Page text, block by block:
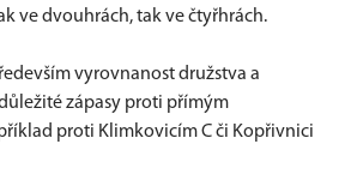
ve dvouhrách, tak ve čtyřhrách.
vyrovnanost družstva a
zápasy proti přímým
proti Klimkovicím C či Kopřivnici